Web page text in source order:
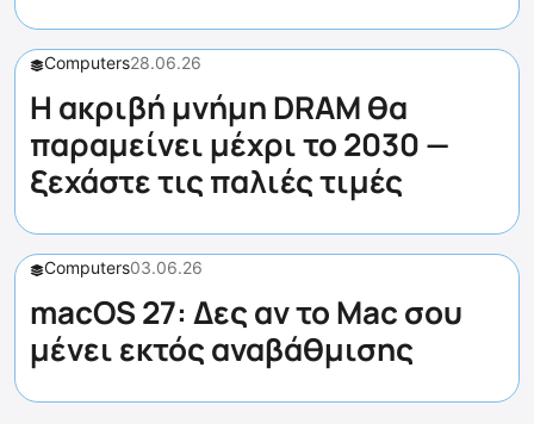
Computers28.06.26
Η ακριβή μνήμη DRAM θα
παραμείνει μέχρι το 2030 —
ξεχάστε τις παλιές τιμές
Computers03.06.26
macOS 27: Δες αν το Mac σου
μένει εκτός αναβάθμισης